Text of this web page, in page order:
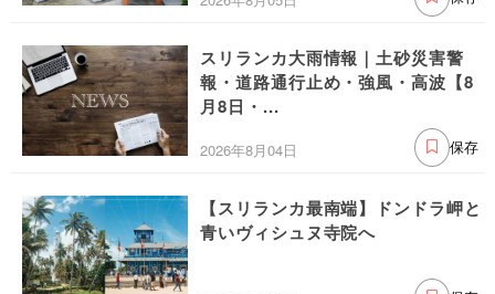
スリランカ大雨情報｜土砂災害警
報・道路通行止め・強風・高波【8
月8日・...
2026年8月04日 保存
【スリランカ最南端】ドンドラ岬と
青いヴィシュヌ寺院へ